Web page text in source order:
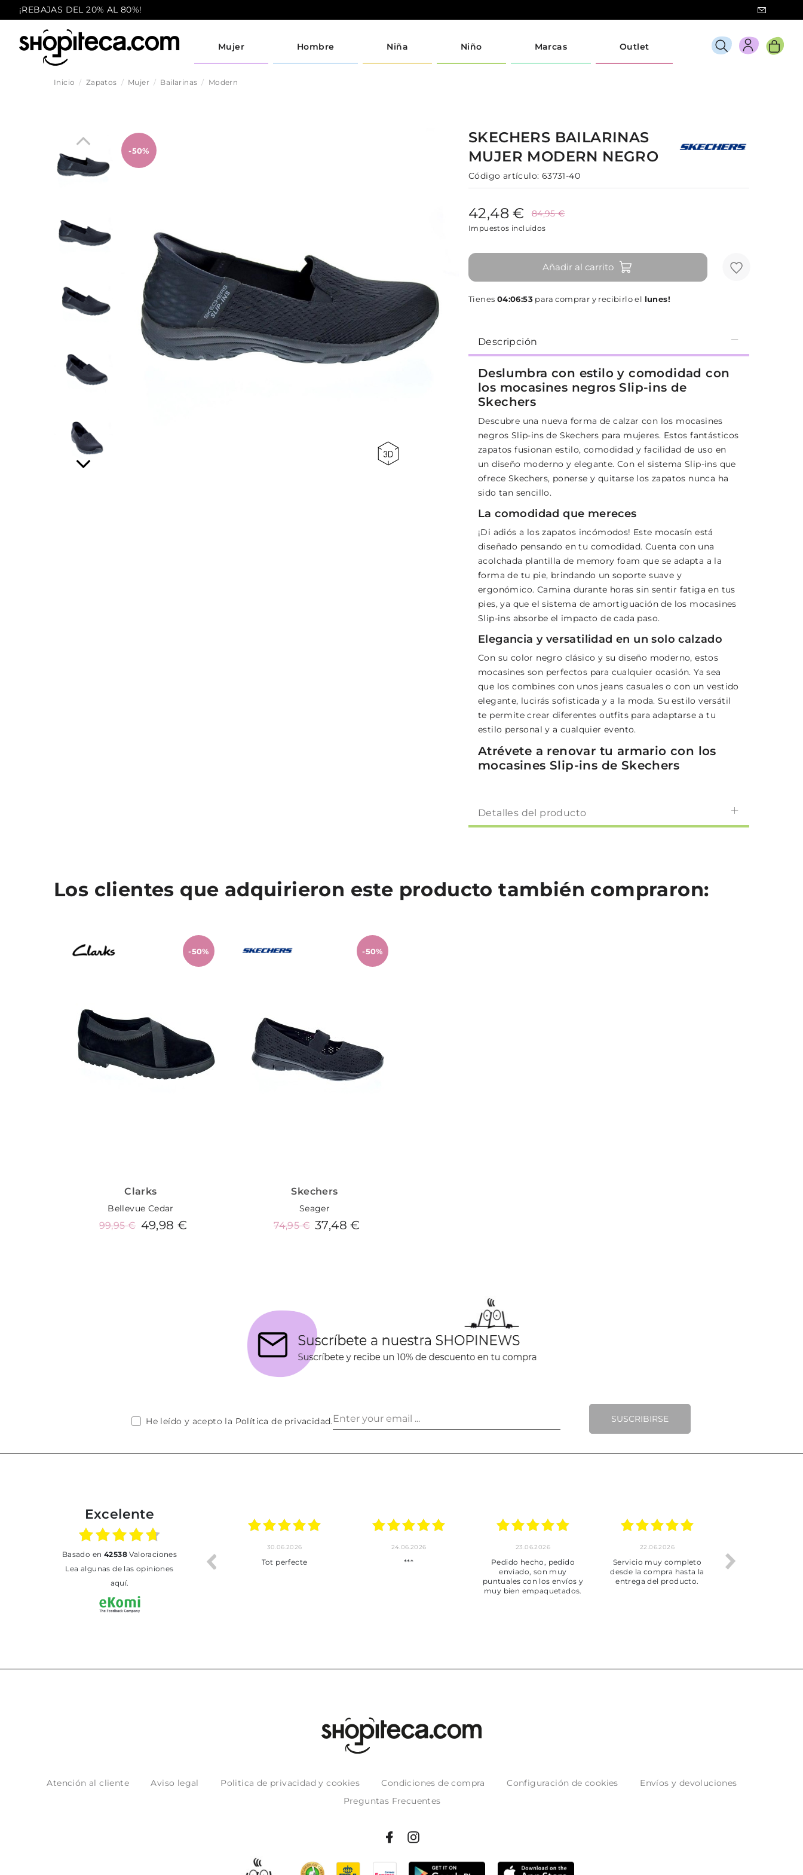
¡REBAJAS DEL 20% AL 80%!
Mujer Hombre Niña Niño Marcas Outlet
Inicio Zapatos Mujer Bailarinas Modern
-50%
SKECHERS BAILARINAS
MUJER MODERN NEGRO
Código artículo: 63731-40
42,48 € 84,95 €
Impuestos incluidos
Añadir al carrito
Tienes 04:06:52 para comprar y recibirlo el lunes!
Descripción
Deslumbra con estilo y comodidad con
los mocasines negros Slip-ins de
Skechers
Descubre una nueva forma de calzar con los mocasines
negros Slip-ins de Skechers para mujeres. Estos fantásticos
zapatos fusionan estilo, comodidad y facilidad de uso en
un diseño moderno y elegante. Con el sistema Slip-ins que
ofrece Skechers, ponerse y quitarse los zapatos nunca ha
sido tan sencillo.
La comodidad que mereces
¡Di adiós a los zapatos incómodos! Este mocasín está
diseñado pensando en tu comodidad. Cuenta con una
acolchada plantilla de memory foam que se adapta a la
forma de tu pie, brindando un soporte suave y
ergonómico. Camina durante horas sin sentir fatiga en tus
pies, ya que el sistema de amortiguación de los mocasines
Slip-ins absorbe el impacto de cada paso.
Elegancia y versatilidad en un solo calzado
Con su color negro clásico y su diseño moderno, estos
mocasines son perfectos para cualquier ocasión. Ya sea
que los combines con unos jeans casuales o con un vestido
elegante, lucirás sofisticada y a la moda. Su estilo versátil
te permite crear diferentes outfits para adaptarse a tu
estilo personal y a cualquier evento.
Atrévete a renovar tu armario con los
mocasines Slip-ins de Skechers
Detalles del producto
Los clientes que adquirieron este producto también compraron:
-50%
Clarks
Bellevue Cedar
49,98 €
99,95 €
-50%
Skechers
Seager
37,48 €
74,95 €
SUSCRIBIRSE
He leído y acepto la Política de privacidad.
Excelente
basado en 42538Valoraciones
Lea algunas de las opiniones
aquí.
30.06.2026
Tot perfecte
24.06.2026
***
23.06.2026
Pedido hecho, pedido
enviado, son muy
puntuales con los envíos y
muy bien empaquetados.
22.06.2026
Servicio muy completo
desde la compra hasta la
entrega del producto.
Atención al cliente Aviso legal Politica de privacidad y cookies Condiciones de compra Configuración de cookies
Envíos y devoluciones
Preguntas Frecuentes